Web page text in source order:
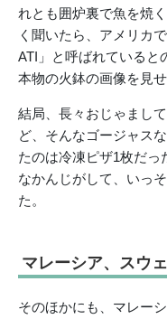
れとも囲炉裏で魚を焼
く聞いたら、アメリカ
ATI」と呼ばれていると
本物の火鉢の画像を見
結局、長々おじゃまし
ど、そんなゴージャス
たのは冷凍ピザ1枚だっ
なかんじがして、いっ
た。
マレーシア、スウ
そのほかにも、マレー